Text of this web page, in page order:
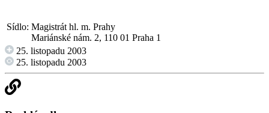
Sídlo: Magistrát hl. m. Prahy
Mariánské nám. 2, 110 01 Praha 1
25. listopadu 2003
25. listopadu 2003